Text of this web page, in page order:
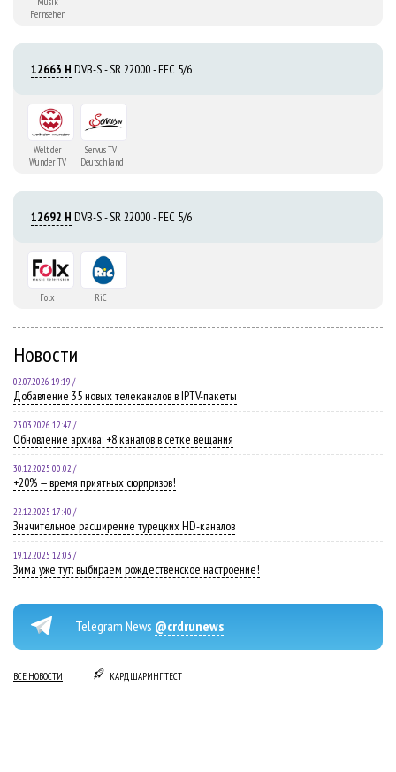
Fernsehen
12663 H DVB-S - SR 22000 - FEC 5/6
Welt der
Wunder TV
Servus TV
Deutschland
12692 H DVB-S - SR 22000 - FEC 5/6
Folx RiC
Новости
02.07.2026 19:19 /
Добавление 35 новых телеканалов в IPTV-пакеты
23.03.2026 12:47 /
Обновление архива: +8 каналов в сетке вещания
30.12.2025 00:02 /
+20% — время приятных сюрпризов!
22.12.2025 17:40 /
Значительное расширение турецких HD-каналов
19.12.2025 12:03 /
Зима уже тут: выбираем рождественское настроение!
Telegram News @crdrunews
ВСЕ НОВОСТИ КАРДШАРИНГ ТЕСТ